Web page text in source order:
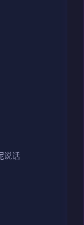
说话